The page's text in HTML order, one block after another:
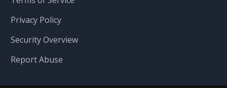
Privacy Policy
Security Overview
Report Abuse